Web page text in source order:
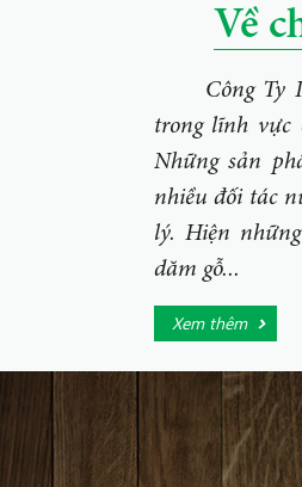
Về
Công Ty
trong lĩnh vực
Những sản
nhiều đối tác
lý. Hiện
dăm gỗ...
Xem thêm